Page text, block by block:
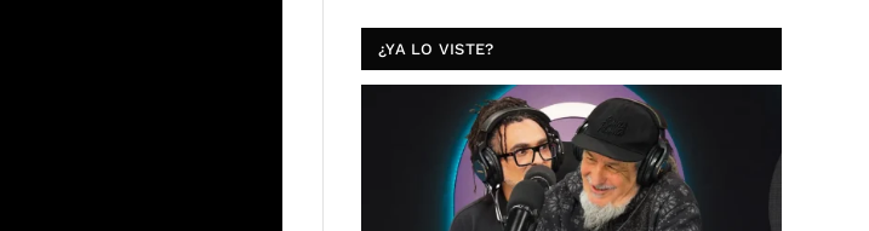
¿YA LO VISTE?